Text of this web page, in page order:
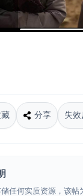
分享 失
任何实质资源，该帖